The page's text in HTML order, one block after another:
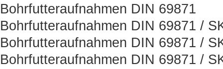
Bohrfutteraufnahmen DIN 69871
Bohrfutteraufnahmen DIN 69871 /
Bohrfutteraufnahmen DIN 69871 /
Bohrfutteraufnahmen DIN 69871 /